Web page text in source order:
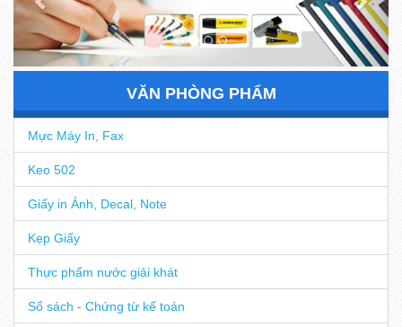
VĂN PHÒNG PHẨM
Mực Máy In, Fax
Keo 502
Giấy in Ảnh, Decal, Note
Kẹp Giấy
Thực phẩm nước giải khát
Sổ sách - Chứng từ kế toán